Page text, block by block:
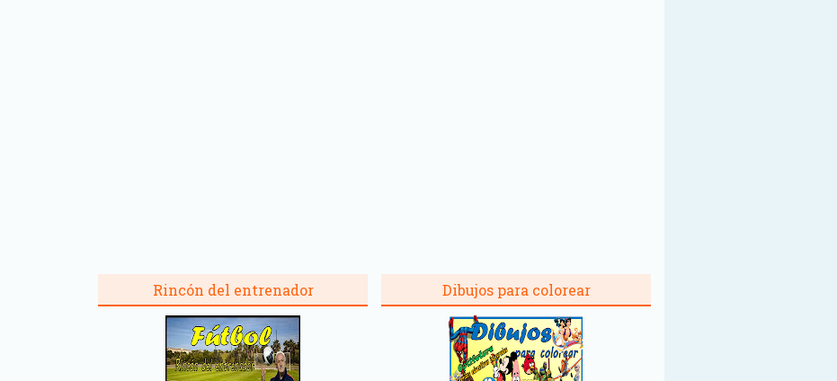
Rincón del entrenador Dibujos para colorear